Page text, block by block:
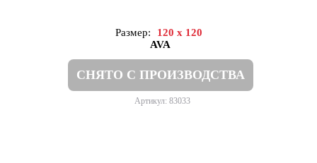
Размер:
120 x 120
AVA
СНЯТО С ПРОИЗВОДСТВА
Артикул: 83033